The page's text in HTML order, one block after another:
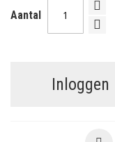
Aantal
Inloggen